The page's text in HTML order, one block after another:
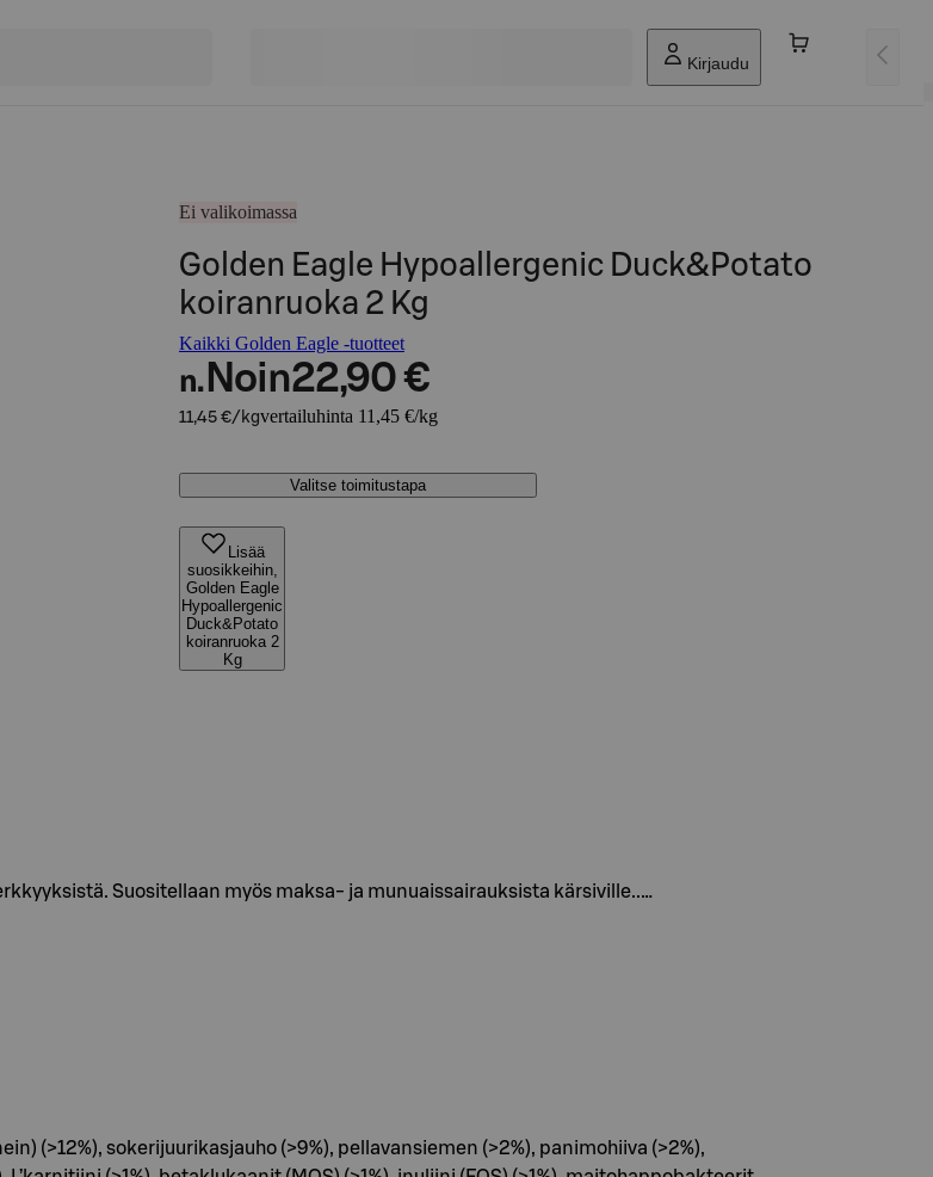
Kirjaudu
Ei valikoimassa
Golden Eagle Hypoallergenic Duck&Potato
koiranruoka 2 Kg
Kaikki Golden Eagle -tuotteet
n. Noin22,90 €
11,45 €/kgvertailuhinta 11,45 €/kg
Valitse toimitustapa
Lisää
suosikkeihin,
Golden Eagle
Hypoallergenic
Duck&Potato
koiranruoka 2
Kg
Suositellaan myös maksa- ja munuaissairauksista kärsiville..…
(>12%), sokerijuurikasjauho (>9%), pellavansiemen (>2%), panimohiiva (>2%),